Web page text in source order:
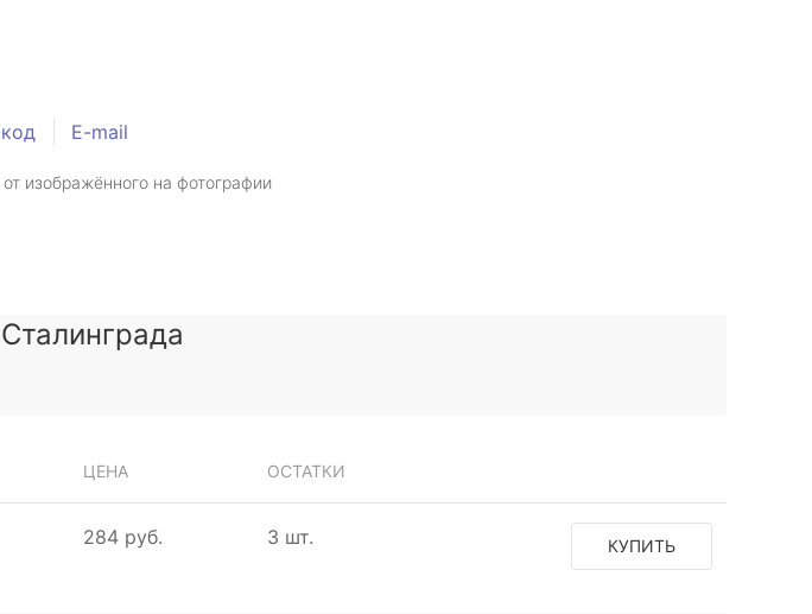
E-mail
изображённого на фотографии
ЦЕНА ОСТАТКИ
284 руб. 3 шт. КУПИТЬ